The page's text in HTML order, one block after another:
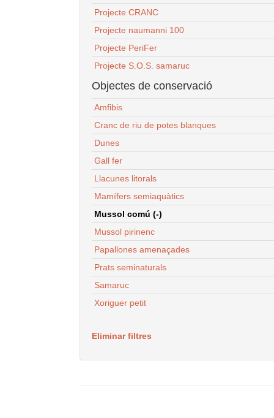
Projecte CRANC
Projecte naumanni 100
Projecte PeriFer
Projecte S.O.S. samaruc
Objectes de conservació
Amfibis
Cranc de riu de potes blanques
Dunes
Gall fer
Llacunes litorals
Mamífers semiaquàtics
Mussol comú (-)
Mussol pirinenc
Papallones amenaçades
Prats seminaturals
Samaruc
Xoriguer petit
Eliminar filtres